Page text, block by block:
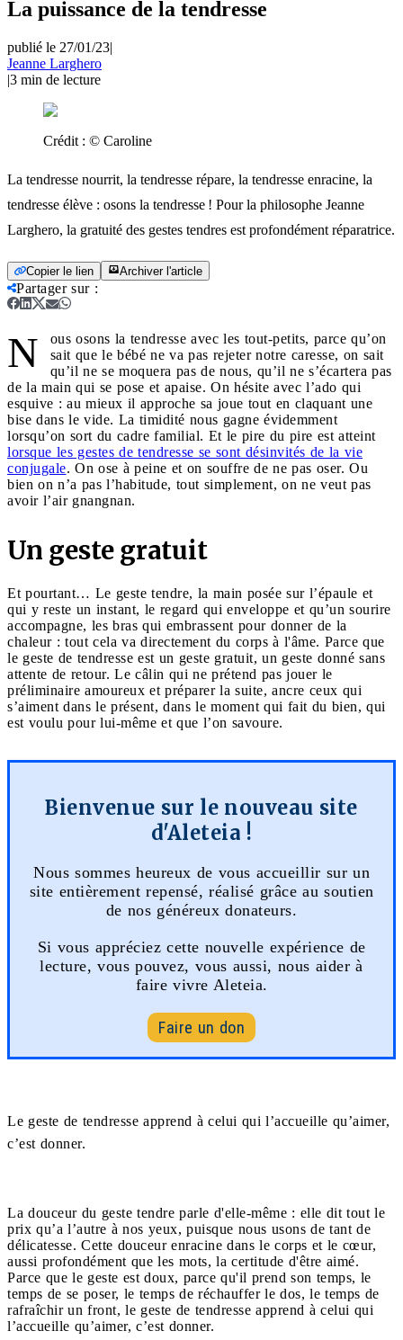
La puissance de la tendresse
publié le 27/01/23|
Jeanne Larghero
|3 min de lecture
Crédit : © Caroline
La tendresse nourrit, la tendresse répare, la tendresse enracine, la
tendresse élève : osons la tendresse ! Pour la philosophe Jeanne
Larghero, la gratuité des gestes tendres est profondément réparatrice.
Copier le lien Archiver l'article
Partager sur:
N
ous osons la tendresse avec les tout-petits, parce qu’on
sait que le bébé ne va pas rejeter notre caresse, on sait
qu’il ne se moquera pas de nous, qu’il ne s’écartera pas
de la main qui se pose et apaise. On hésite avec l’ado qui
esquive : au mieux il approche sa joue tout en claquant une
bise dans le vide. La timidité nous gagne évidemment
lorsqu’on sort du cadre familial. Et le pire du pire est atteint
lorsque les gestes de tendresse se sont désinvités de la vie
conjugale. On ose à peine et on souffre de ne pas oser. Ou
bien on n’a pas l’habitude, tout simplement, on ne veut pas
avoir l’air gnangnan.
Un geste gratuit
Et pourtant… Le geste tendre, la main posée sur l’épaule et
qui y reste un instant, le regard qui enveloppe et qu’un sourire
accompagne, les bras qui embrassent pour donner de la
chaleur : tout cela va directement du corps à l'âme. Parce que
le geste de tendresse est un geste gratuit, un geste donné sans
attente de retour. Le câlin qui ne prétend pas jouer le
préliminaire amoureux et préparer la suite, ancre ceux qui
s’aiment dans le présent, dans le moment qui fait du bien, qui
est voulu pour lui-même et que l’on savoure.
Bienvenue sur le nouveau site
d'Aleteia !
Nous sommes heureux de vous accueillir sur un
site entièrement repensé, réalisé grâce au soutien
de nos généreux donateurs.
Si vous appréciez cette nouvelle expérience de
lecture, vous pouvez, vous aussi, nous aider à
faire vivre Aleteia.
Faire un don
Le geste de tendresse apprend à celui qui l’accueille qu’aimer,
c’est donner.
La douceur du geste tendre parle d'elle-même : elle dit tout le
prix qu’a l’autre à nos yeux, puisque nous usons de tant de
délicatesse. Cette douceur enracine dans le corps et le cœur,
aussi profondément que les mots, la certitude d'être aimé.
Parce que le geste est doux, parce qu'il prend son temps, le
temps de se poser, le temps de réchauffer le dos, le temps de
rafraîchir un front, le geste de tendresse apprend à celui qui
l’accueille qu’aimer, c’est donner.